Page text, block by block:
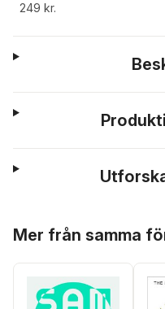
249 kr.
Mer från samma